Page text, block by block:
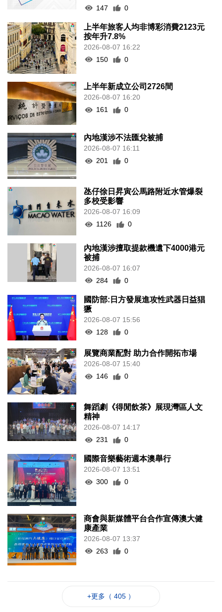
147
0
上半年旅客人均非博彩消費2123元
按年升7.8%
2026-08-07 16:22
150
0
上半年新成立公司2726間
2026-08-07 16:20
161
0
內地漢涉不法匯兌被捕
2026-08-07 16:11
201
0
氹仔徐日昇寅公馬路附近水管爆裂
多校受影響
2026-08-07 16:09
1126
0
內地漢涉擅取提款機遺下4000港元
被捕
2026-08-07 16:07
284
0
國防部:日方發展進攻性武器日益猖
獗
2026-08-07 15:56
128
0
展覽商業配對 助力合作開拓市場
2026-08-07 15:40
146
0
舞蹈劇《得閒飲茶》展現灣區人文
精神
2026-08-07 14:17
231
0
國際音樂藝術週本澳舉行
2026-08-07 13:51
300
0
商會與新媒體平台合作宣傳澳大健
康產業
2026-08-07 13:37
263
0
+更多（ 405 ）